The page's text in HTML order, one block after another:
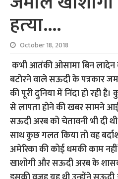
हत्‍या….
October 18, 2018
कभी आतंकी ओसामा बिन लादेन
बटोरने वाले सऊदी के पत्रकार
की पूरी दुनिया में निंदा हो
से लापता होने की खबर सामने
सऊदी अरब को चेतावनी भी दी
साथ कुछ गलत किया तो वह
अमेरिका की कोई धमकी काम
खाशोगी और सऊदी अरब के